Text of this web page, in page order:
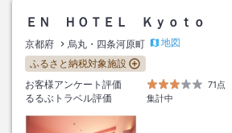
ＥＮ ＨＯＴＥＬ Ｋｙｏｔｏ
京都府 烏丸・四条河原町
地図
ふるさと納税対象施設
お客様アンケート評価
71点
るるぶトラベル評価 集計中